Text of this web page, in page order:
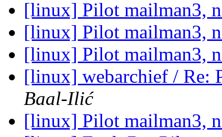
[linux] Pilot mailman3,
[linux] Pilot mailman3,
[linux] Pilot mailman3,
[linux] webarchief / Re:
Baal-Ilić
[linux] Pilot mailman3,